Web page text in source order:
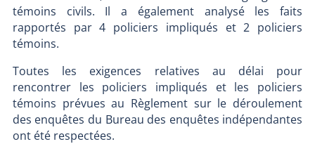
témoins civils. Il a également analysé les faits
rapportés par 4 policiers impliqués et 2 policiers
témoins.
Toutes les exigences relatives au délai pour
rencontrer les policiers impliqués et les policiers
témoins prévues au Règlement sur le déroulement
des enquêtes du Bureau des enquêtes indépendantes
ont été respectées.